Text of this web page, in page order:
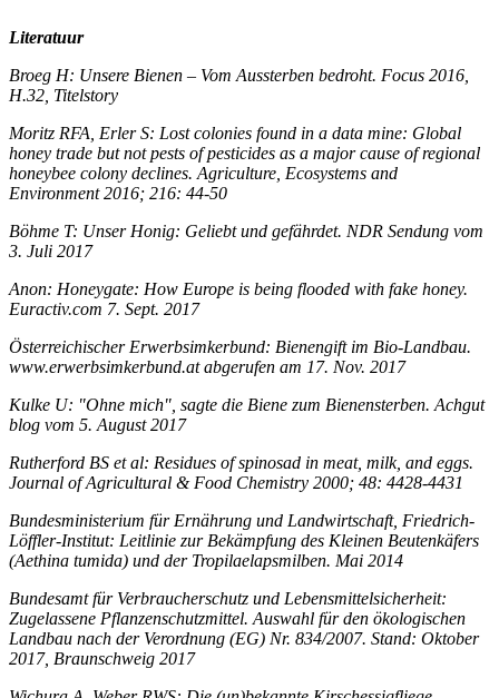
Literatuur
Broeg H: Unsere Bienen – Vom Aussterben bedroht. Focus 2016,
H.32, Titelstory
Moritz RFA, Erler S: Lost colonies found in a data mine: Global
honey trade but not pests of pesticides as a major cause of regional
honeybee colony declines. Agriculture, Ecosystems and
Environment 2016; 216: 44-50
Böhme T: Unser Honig: Geliebt und gefährdet. NDR Sendung vom
3. Juli 2017
Anon: Honeygate: How Europe is being flooded with fake honey.
Euractiv.com 7. Sept. 2017
Österreichischer Erwerbsimkerbund: Bienengift im Bio-Landbau.
www.erwerbsimkerbund.at abgerufen am 17. Nov. 2017
Kulke U: "Ohne mich", sagte die Biene zum Bienensterben. Achgut
blog vom 5. August 2017
Rutherford BS et al: Residues of spinosad in meat, milk, and eggs.
Journal of Agricultural & Food Chemistry 2000; 48: 4428-4431
Bundesministerium für Ernährung und Landwirtschaft, Friedrich-
Löffler-Institut: Leitlinie zur Bekämpfung des Kleinen Beutenkäfers
(Aethina tumida) und der Tropilaelapsmilben. Mai 2014
Bundesamt für Verbraucherschutz und Lebensmittelsicherheit:
Zugelassene Pflanzenschutzmittel. Auswahl für den ökologischen
Landbau nach der Verordnung (EG) Nr. 834/2007. Stand: Oktober
2017, Braunschweig 2017